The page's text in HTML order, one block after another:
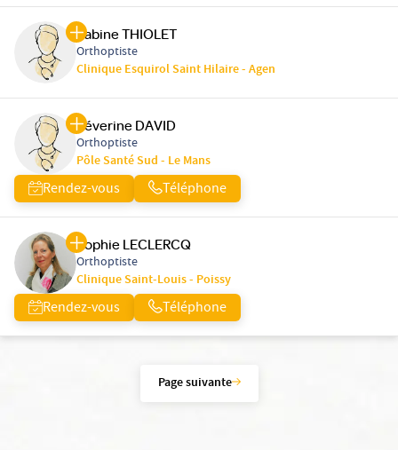
Sabine THIOLET
Orthoptiste
Clinique Esquirol Saint Hilaire - Agen
Séverine DAVID
Orthoptiste
Pôle Santé Sud - Le Mans
Rendez-vous Téléphone
Sophie LECLERCQ
Orthoptiste
Clinique Saint-Louis - Poissy
Rendez-vous Téléphone
Page suivante